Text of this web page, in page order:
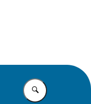
Vul in wat u